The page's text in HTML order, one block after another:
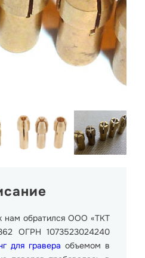
нам обратился ООО «ТКТ
ОГРН 1073523024240
для гравера объемом в